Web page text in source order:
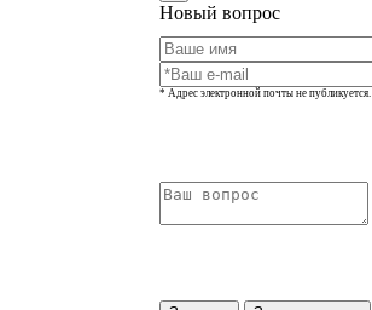
Новый вопрос
* Адрес электронной почты не публикуется.